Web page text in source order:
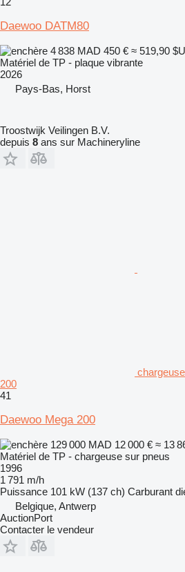
Daewoo DATM80
4 838 MAD 450 € ≈ 519,90
Matériel de TP - plaque vibrante
2026
Pays-Bas, Horst
Troostwijk Veilingen B.V.
depuis 8 ans sur Machineryline
200
41
Daewoo Mega 200
129 000 MAD 12 000 € ≈ 13
Matériel de TP - chargeuse sur pneus
1996
1 791 m/h
Puissance 101 kW (137 ch) Carburant
Belgique, Antwerp
AuctionPort
Contacter le vendeur